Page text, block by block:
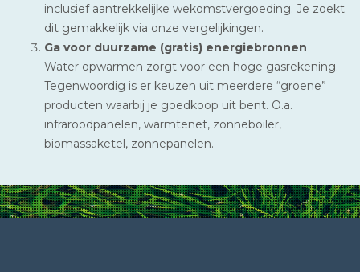
inclusief aantrekkelijke wekomstvergoeding. Je zoekt
dit gemakkelijk via onze vergelijkingen.
Ga voor duurzame (gratis) energiebronnen
Water opwarmen zorgt voor een hoge gasrekening.
Tegenwoordig is er keuzen uit meerdere “groene”
producten waarbij je goedkoop uit bent. O.a.
infraroodpanelen, warmtenet, zonneboiler,
biomassaketel, zonnepanelen.